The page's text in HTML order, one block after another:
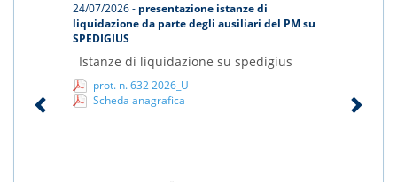
24/07/2026 - presentazione istanze di
liquidazione da parte degli ausiliari del PM su
SPEDIGIUS
Istanze di liquidazione su spedigius
prot. n. 632 2026_U
Scheda anagrafica